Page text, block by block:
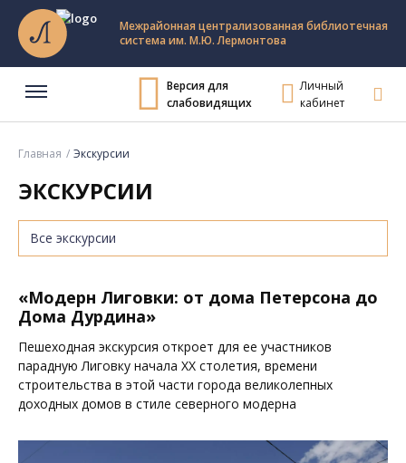
Межрайонная централизованная библиотечная
система им. М.Ю. Лермонтова
Версия для
слабовидящих
Личный
кабинет
Главная Экскурсии
ЭКСКУРСИИ
«Модерн Лиговки: от дома Петерсона до
Дома Дурдина»
Пешеходная экскурсия откроет для ее участников
парадную Лиговку начала XX столетия, времени
строительства в этой части города великолепных
доходных домов в стиле северного модерна